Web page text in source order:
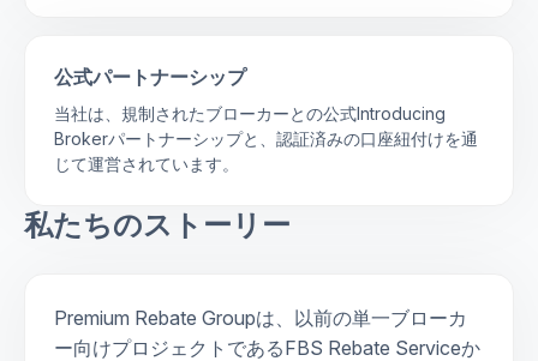
公式パートナーシップ
当社は、規制されたブローカーとの公式Introducing
Brokerパートナーシップと、認証済みの口座紐付けを通
じて運営されています。
私たちのストーリー
Premium Rebate Groupは、以前の単一ブローカ
ー向けプロジェクトであるFBS Rebate Serviceか